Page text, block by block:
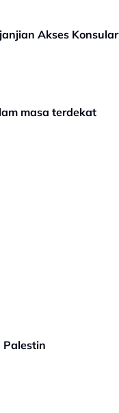
Akses Konsular
masa terdekat